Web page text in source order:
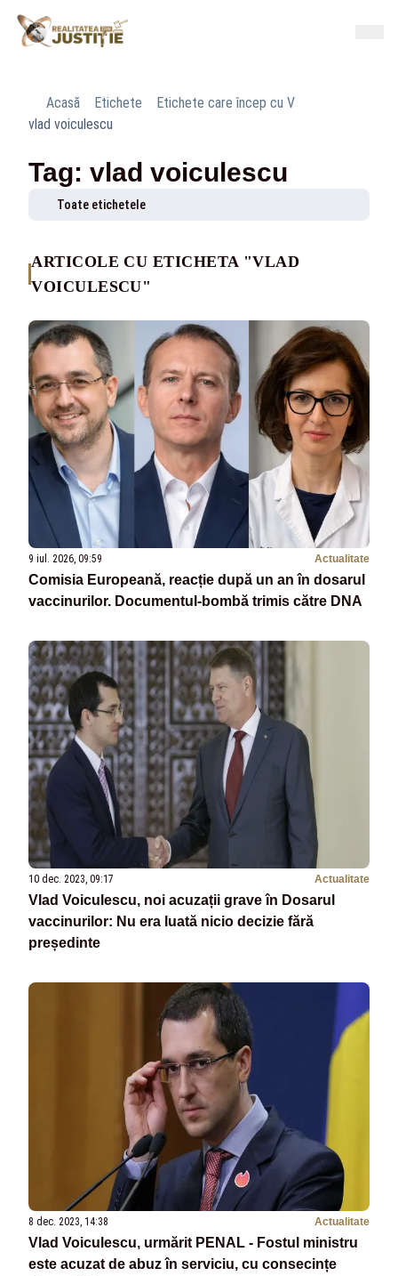
Acasă Etichete
Etichete care încep cu V
vlad voiculescu
Tag: vlad voiculescu
Toate etichetele
ARTICOLE CU ETICHETA "VLAD
VOICULESCU"
9 iul. 2026, 09:59 Actualitate
Comisia Europeană, reacție după un an în dosarul
vaccinurilor. Documentul‑bombă trimis către DNA
10 dec. 2023, 09:17 Actualitate
Vlad Voiculescu, noi acuzații grave în Dosarul
vaccinurilor: Nu era luată nicio decizie fără
președinte
8 dec. 2023, 14:38 Actualitate
Vlad Voiculescu, urmărit PENAL - Fostul ministru
este acuzat de abuz în serviciu, cu consecințe